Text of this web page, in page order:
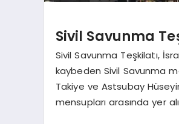
Sivil Savunma
Sivil Savunma Teşkilatı,
kaybeden Sivil Savunma
Takiye ve Astsubay
mensupları arasında yer